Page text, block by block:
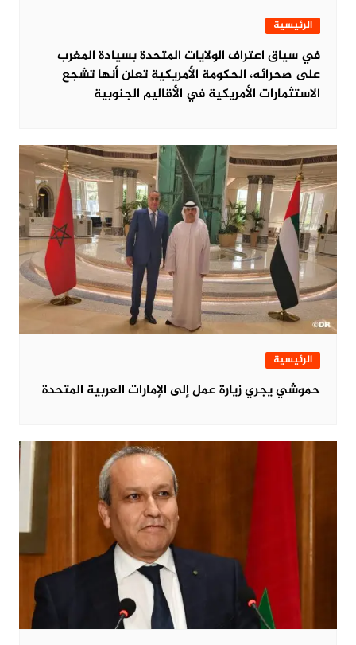
الرئيسية
في سياق اعتراف الولايات المتحدة بسيادة المغرب
على صحرائه، الحكومة الأمريكية تعلن أنها تشجع
الاستثمارات الأمريكية في الأقاليم الجنوبية
الرئيسية
حموشي يجري زيارة عمل إلى الإمارات العربية المتحدة